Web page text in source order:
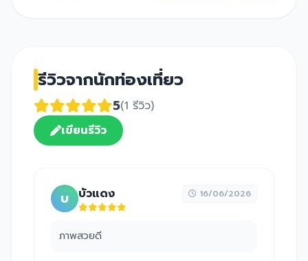
รีวิวจากนักท่องเที่ยว
5(1 รีวิว)
เขียนรีวิว
บ บัวแดง 16/06/2026
ภาพสวยดี